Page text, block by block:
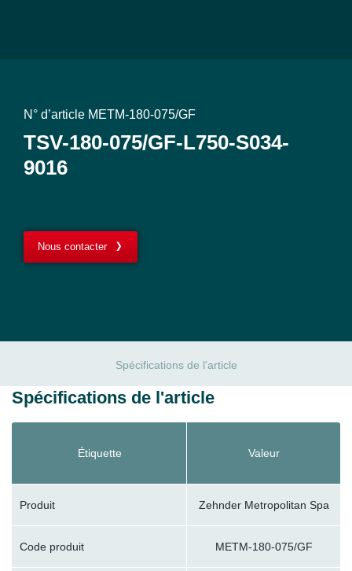
N° d’article METM-180-075/GF
TSV-180-075/GF-L750-S034-
9016
Nous contacter
Spécifications de l'article
Spécifications de l'article
Étiquette Valeur
Produit Zehnder Metropolitan Spa
Code produit METM-180-075/GF